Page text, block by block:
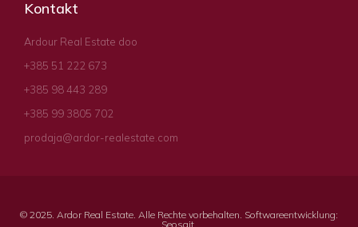
Kontakt
Ardour Real Estate doo
+385 51 222 673
+385 98 443 289
+385 99 3805 702
prodaja@ardor-realestate.com
© 2025. Ardor Real Estate. Alle Rechte vorbehalten. Softwareentwicklung:
Seosajt